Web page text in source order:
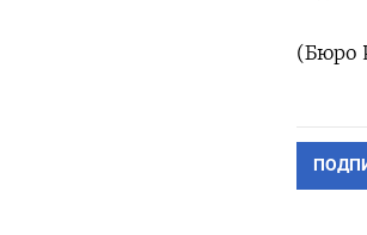
(Бюро